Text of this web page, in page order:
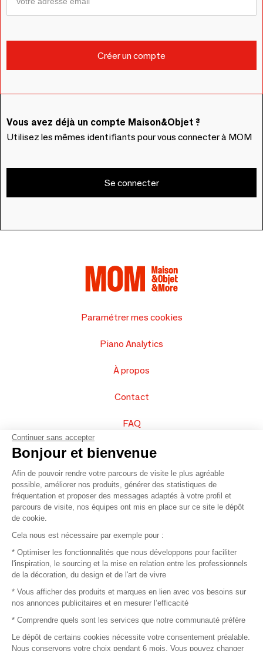
Vous avez déjà un compte Maison&Objet ?
Utilisez les mêmes identifiants pour vous connecter à MOM
Se connecter
Paramétrer mes cookies
Piano Analytics
À propos
Contact
FAQ
Vendez vos produits
Plan du site
© 2016 –Organisation SAFI
Recrutement
Mentions légales
Continuer sans accepter
Bonjour et bienvenue
Afin de pouvoir rendre votre parcours de visite le plus agréable
possible, améliorer nos produits, générer des statistiques de
fréquentation et proposer des messages adaptés à votre profil et
parcours de visite, nos équipes ont mis en place sur ce site le dépôt
de cookie.
Cela nous est nécessaire par exemple pour :
* Optimiser les fonctionnalités que nous développons pour faciliter
l'inspiration, le sourcing et la mise en relation entre les professionnels
de la décoration, du design et de l'art de vivre
* Vous afficher des produits et marques en lien avec vos besoins sur
nos annonces publicitaires et en mesurer l’efficacité
* Comprendre quels sont les services que notre communauté préfère
Le dépôt de certains cookies nécessite votre consentement préalable.
Nous conservons votre choix pendant 6 mois. Vous pouvez changer